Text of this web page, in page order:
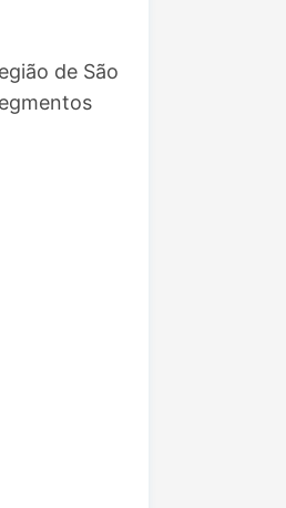
de São